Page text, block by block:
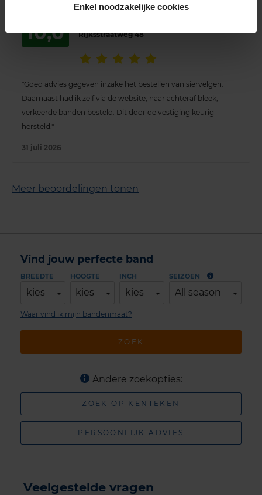
Enkel noodzakelijke cookies
10,0
Rijksstraatweg 48
"Goed advies gegeven inzake het bestellen van siervelgen.
Daarnaast had ik zelf via de website, naar achteraf bleek,
verkeerde banden besteld. Dit door de vestiging keurig
hersteld."
31 juli 2026
Meer beoordelingen tonen
Vind jouw perfecte band
BREEDTE
kies
HOOGTE
kies
INCH
kies
SEIZOEN
All season
ZOEK
Waar vind ik mijn bandenmaat?
Andere zoekopties:
ZOEK OP KENTEKEN
PERSOONLIJK ADVIES
Veelgestelde vragen